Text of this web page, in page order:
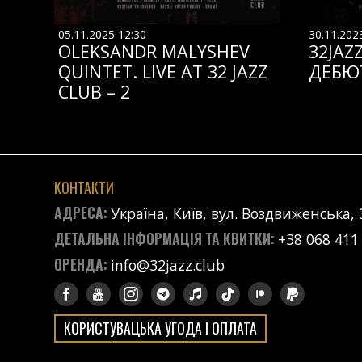
05.11.2025 12:30
OLEKSANDR MALYSHEV
QUINTET. LIVE AT 32 JAZZ
CLUB – 2
КОНТАКТИ
АДРЕСА:Україна, Київ, вул. Воздвиженська,
ДЕТАЛЬНА ІНФОРМАЦІЯ ТА КВИТКИ: +38 068
ОРЕНДА: info@32jazz.club
КОРИСТУВАЦЬКА УГОДА І ОПЛАТА